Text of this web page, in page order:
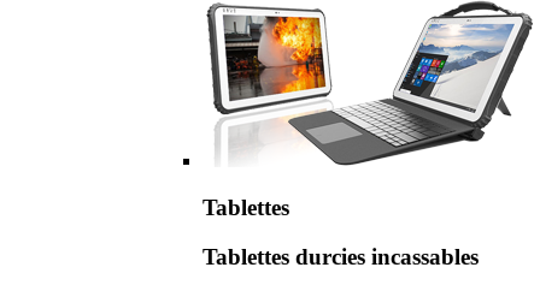
Tablettes
Tablettes durcies incassables